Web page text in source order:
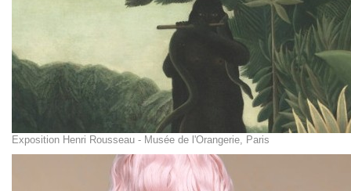
Exposition Henri Rousseau - Musée de l'Orangerie, Paris